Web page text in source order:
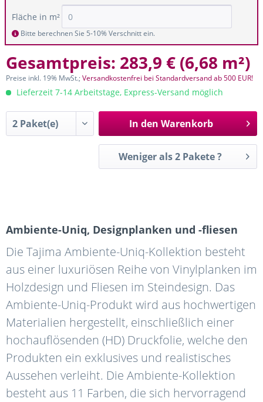
Fläche in m²
Bitte berechnen Sie 5-10% Verschnitt ein.
Gesamtpreis: 283,9 € (6,68 m²)
Preise inkl. 19% MwSt.;Versandkostenfrei bei Standardversand ab 500 EUR!
Lieferzeit 7-14 Arbeitstage, Express-Versand möglich
In den Warenkorb
Weniger als 2 Pakete ?
Ambiente-Uniq, Designplanken und -fliesen
Die Tajima Ambiente-Uniq-Kollektion besteht
aus einer luxuriösen Reihe von Vinylplanken im
Holzdesign und Fliesen im Steindesign. Das
Ambiente-Uniq-Produkt wird aus hochwertigen
Materialien hergestellt, einschließlich einer
hochauflösenden (HD) Druckfolie, welche den
Produkten ein exklusives und realistisches
Aussehen verleiht. Die Ambiente-Kollektion
besteht aus 11 Farben, die sich hervorragend